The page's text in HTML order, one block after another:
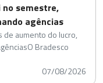
no semestre,
agências
aumento do lucro,
Bradesco
07/08/2026